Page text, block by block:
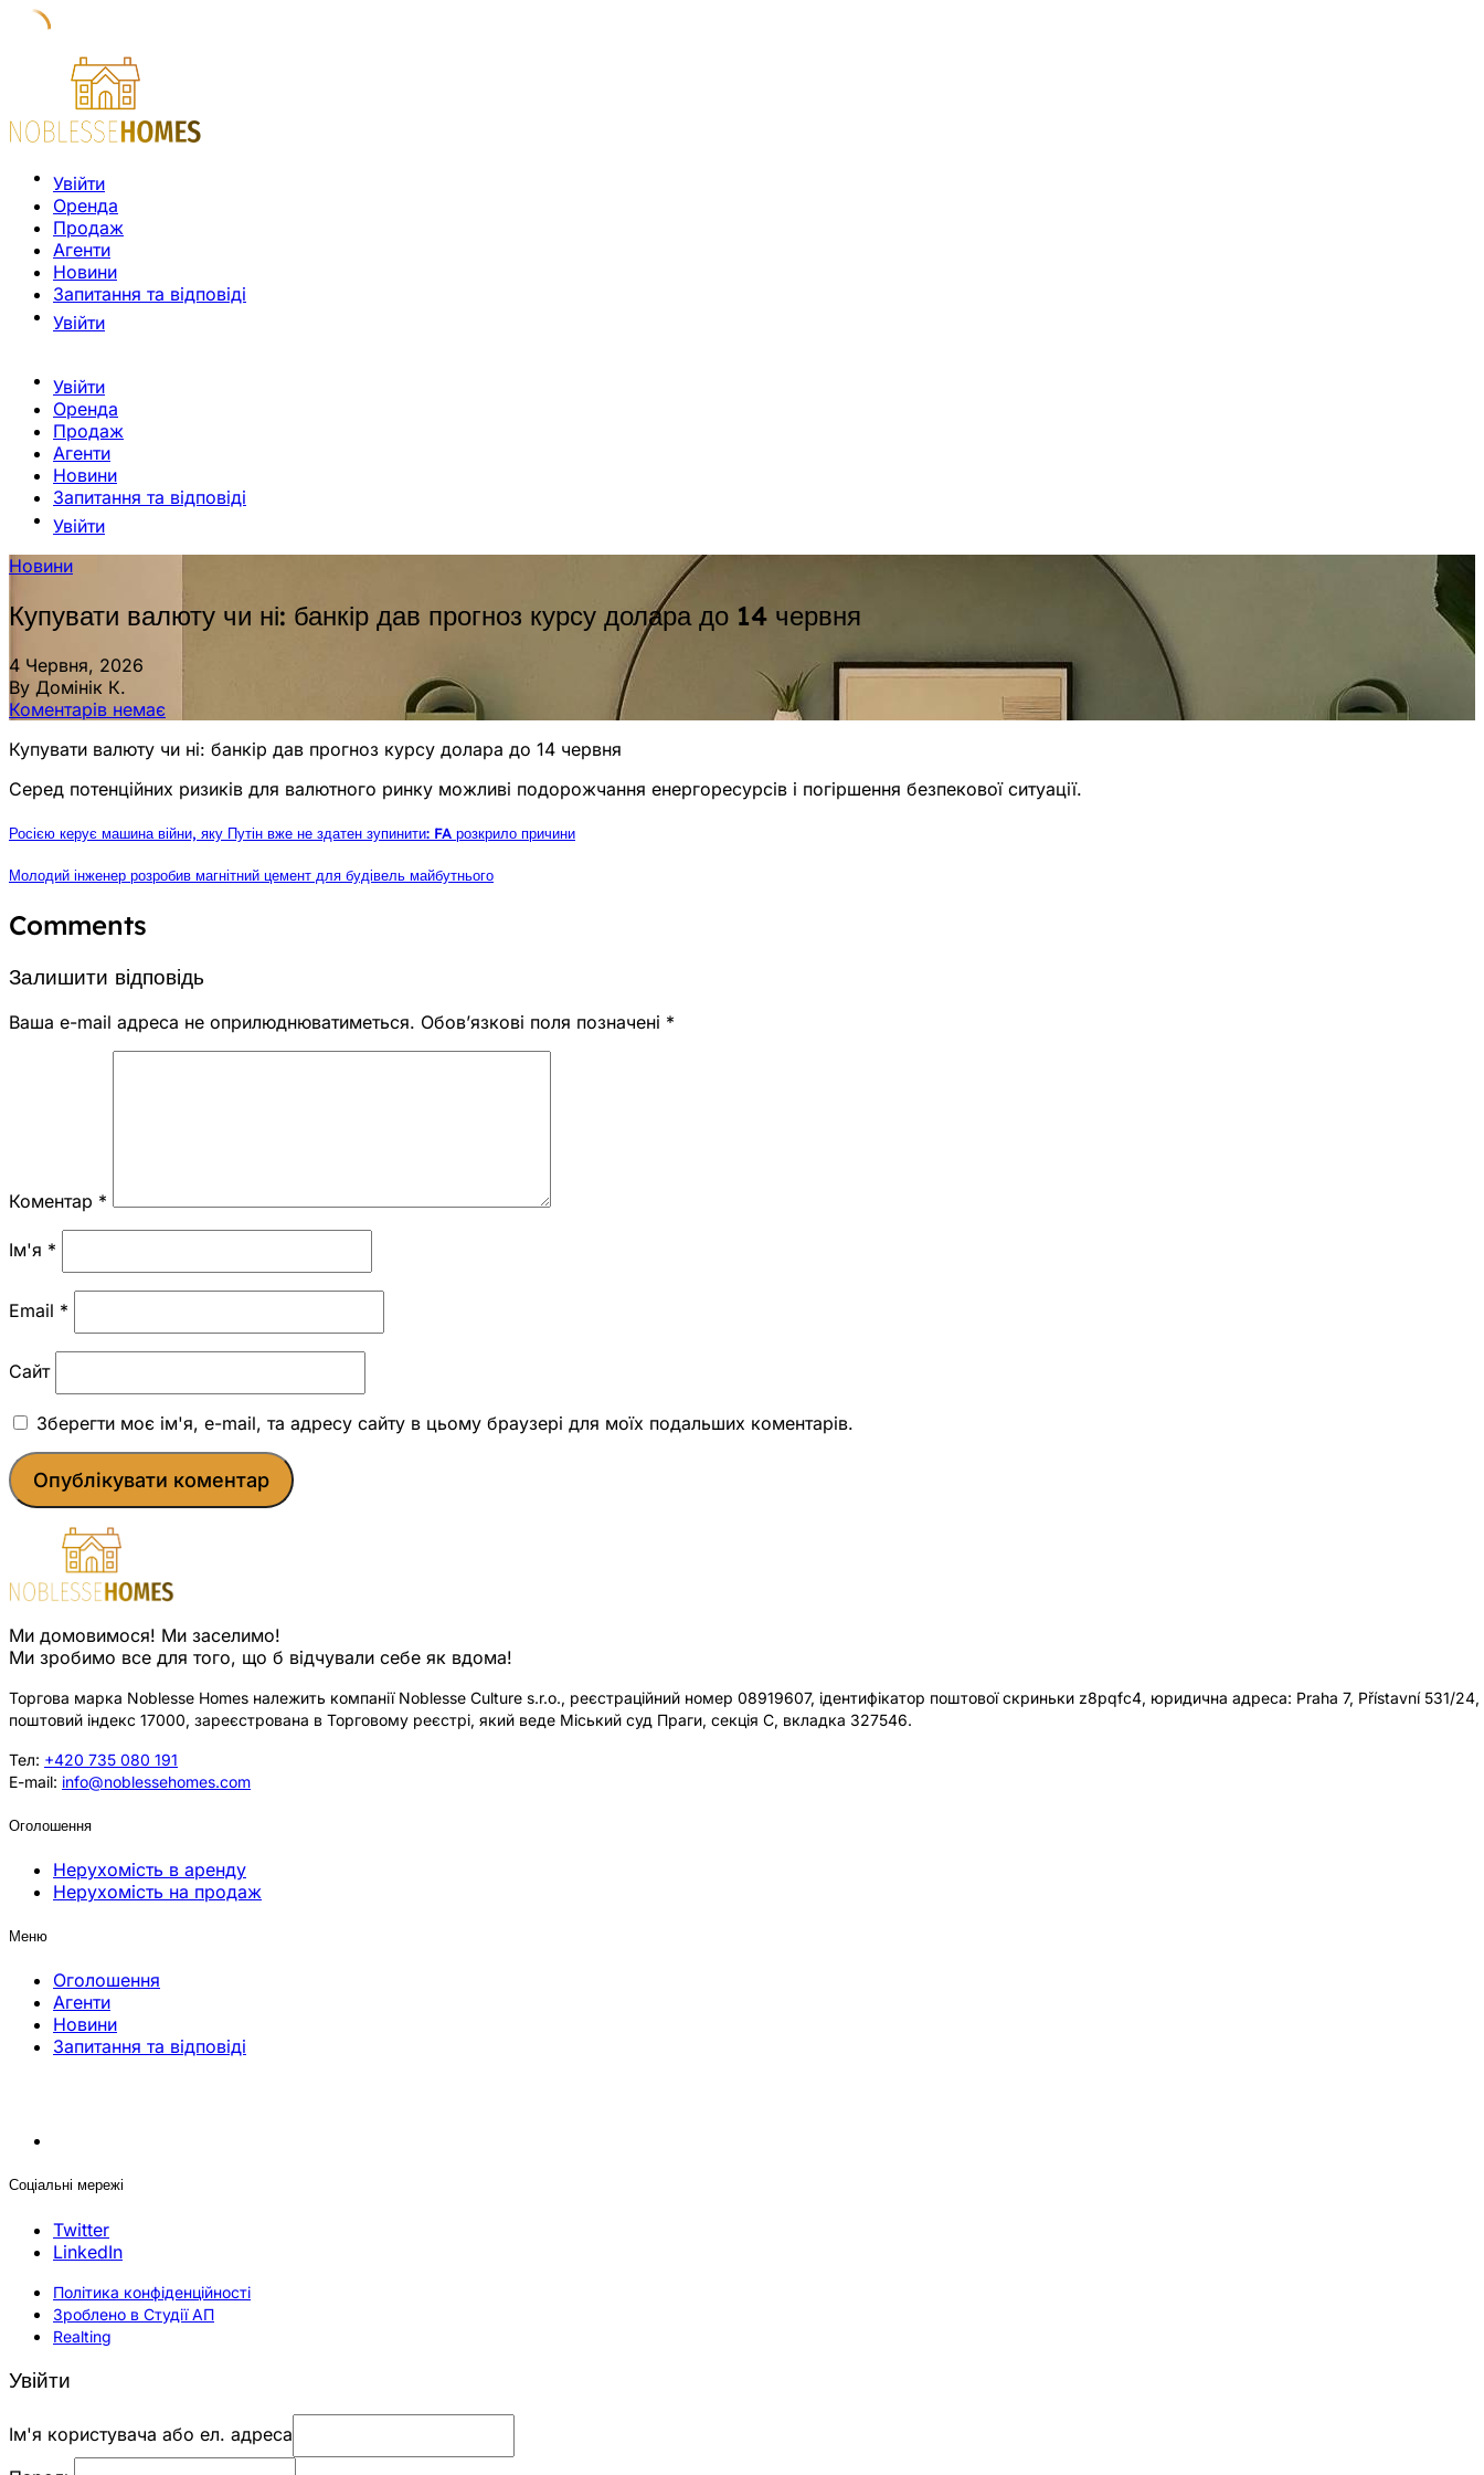
Увійти
Оренда
Продаж
Агенти
Новини
Запитання та відповіді
Увійти
Увійти
Оренда
Продаж
Агенти
Новини
Запитання та відповіді
Увійти
Новини
Купувати валюту чи ні: банкір дав прогноз курсу долара до 14 червня
4 Червня, 2026
By Домінік К.
Коментарів немає
Купувати валюту чи ні: банкір дав прогноз курсу долара до 14 червня
Серед потенційних ризиків для валютного ринку можливі подорожчання енергоресурсів і погіршення безпекової ситуації.
Росією керує машина війни, яку Путін вже не здатен зупинити: FA розкрило причини
Молодий інженер розробив магнітний цемент для будівель майбутнього
Comments
Залишити відповідь
Ваша e-mail адреса не оприлюднюватиметься. Обов’язкові поля позначені *
Коментар *
Ім'я *
Email *
Сайт
Зберегти моє ім'я, e-mail, та адресу сайту в цьому браузері для моїх подальших коментарів.
Ми домовимося! Ми заселимо!
Ми зробимо все для того, що б відчували себе як вдома!
Торгова марка Noblesse Homes належить компанії Noblesse Culture s.r.o., реєстраційний номер 08919607, ідентифікатор поштової скриньки z8pqfc4, юридична адреса: Praha 7, Přístavní 531/24,
поштовий індекс 17000, зареєстрована в Торговому реєстрі, який веде Міський суд Праги, секція C, вкладка 327546.
Тел: +420 735 080 191
E-mail: info@noblessehomes.com
Оголошення
Нерухомість в аренду
Нерухомість на продаж
Меню
Оголошення
Агенти
Новини
Запитання та відповіді
Соціальні мережі
Twitter
LinkedIn
Політика конфіденційності
Зроблено в Студії АП
Realting
Увійти
Ім'я користувача або ел. адреса